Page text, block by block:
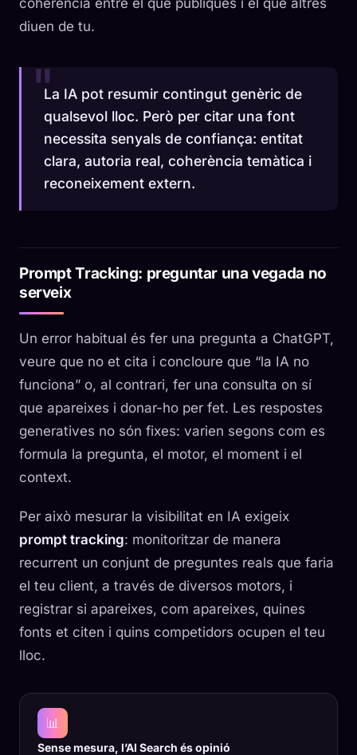
coherència entre el que publiques i el que altres
diuen de tu.
La IA pot resumir contingut genèric de
qualsevol lloc. Però per citar una font
necessita senyals de confiança: entitat
clara, autoria real, coherència temàtica i
reconeixement extern.
Prompt Tracking: preguntar una vegada no
serveix
Un error habitual és fer una pregunta a ChatGPT,
veure que no et cita i concloure que “la IA no
funciona” o, al contrari, fer una consulta on sí
que apareixes i donar-ho per fet. Les respostes
generatives no són fixes: varien segons com es
formula la pregunta, el motor, el moment i el
context.
Per això mesurar la visibilitat en IA exigeix
prompt tracking: monitoritzar de manera
recurrent un conjunt de preguntes reals que faria
el teu client, a través de diversos motors, i
registrar si apareixes, com apareixes, quines
fonts et citen i quins competidors ocupen el teu
lloc.
📊
Sense mesura, l’AI Search és opinió